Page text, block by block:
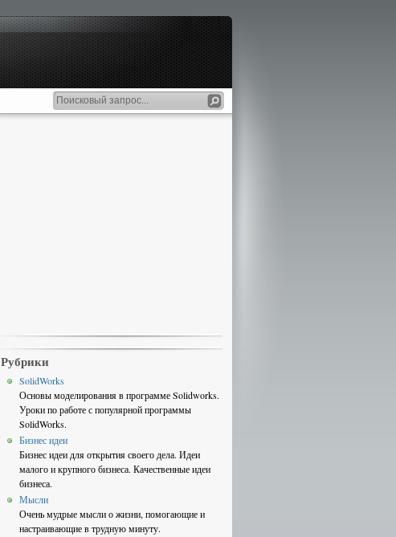
Рубрики
SolidWorks
Основы моделирования в программе Solidworks.
Уроки по работе с популярной программы
SolidWorks.
Бизнес идеи
Бизнес идеи для открытия своего дела. Идеи
малого и крупного бизнеса. Качественные идеи
бизнеса.
Мысли
Очень мудрые мысли о жизни, помогающие и
настраивающие в трудную минуту.